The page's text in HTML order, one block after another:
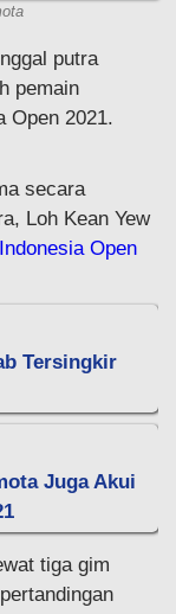
putra
pemain
Open 2021.
secara
Loh Kean Yew
Indonesia Open
Tersingkir
Juga Akui
tiga gim